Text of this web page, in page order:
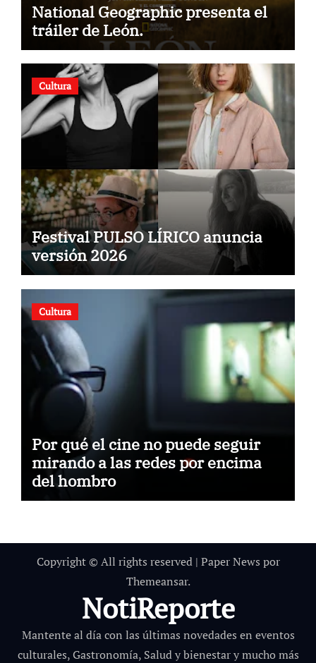
National Geographic presenta el
tráiler de León.
Cultura
Festival PULSO LÍRICO anuncia
versión 2026
Cultura
Por qué el cine no puede seguir
mirando a las redes por encima
del hombro
Copyright © All rights reserved | Paper News por
Themeansar.
NotiReporte
Mantente al día con las últimas novedades en eventos
culturales, Gastronomía, Salud y bienestar y mucho más